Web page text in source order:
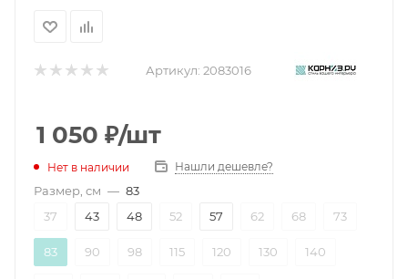
Артикул: 2083016
1 050 ₽/шт
Нет в наличии Нашли дешевле?
Размер, см — 83
37
43 48 52 57 62 68 73
83 90 98 115 120 130 140